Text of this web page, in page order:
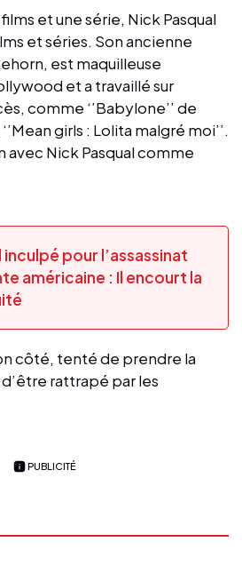
et une série, Nick Pasqual
et séries. Son ancienne
est maquilleuse
et a travaillé sur
comme ‘’Babylone’’ de
girls : Lolita malgré moi’’.
avec Nick Pasqual comme
pour l’assassinat
américaine : Il encourt la
côté, tenté de prendre la
rattrapé par les
PUBLICITÉ